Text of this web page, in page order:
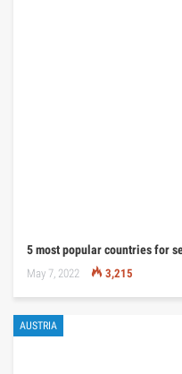
5 most popular countries for
May 7, 2022 3,215
AUSTRIA